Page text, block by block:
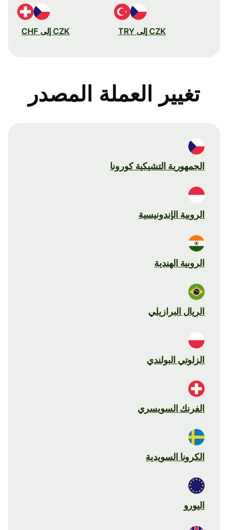
CZK إلى TRY CZK إلى CHF
تغيير العملة المصدر
الجمهورية التشيكية كورونا
الروبية الإندونيسية
الروبية الهندية
الريال البرازيلي
الزلوتي البولندي
الفرنك السويسري
الكرونا السويدية
اليورو